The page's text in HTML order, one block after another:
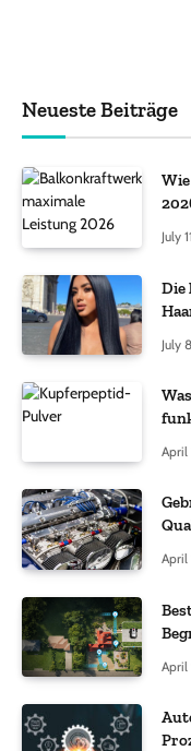
Neueste Beiträge
July
Die
July
April
April
April